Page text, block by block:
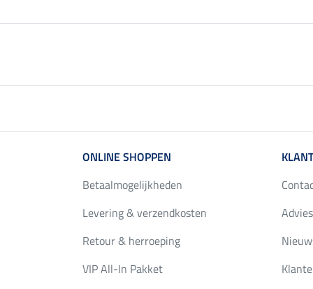
ONLINE SHOPPEN
Betaalmogelijkheden
Levering & verzendkosten
Retour & herroeping
VIP All-In Pakket